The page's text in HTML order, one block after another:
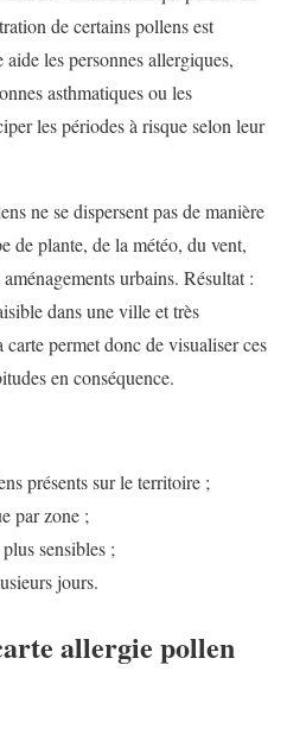
de certains pollens est
les personnes allergiques,
asthmatiques ou les
les périodes à risque selon leur
ne se dispersent pas de manière
de plante, de la météo, du vent,
urbains. Résultat :
dans une ville et très
permet donc de visualiser ces
en conséquence.
présents sur le territoire ;
par zone ;
sensibles ;
jours.
allergie pollen